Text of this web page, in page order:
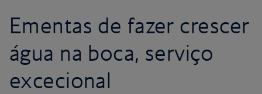
Ementas de fazer crescer
água na boca, serviço
excecional